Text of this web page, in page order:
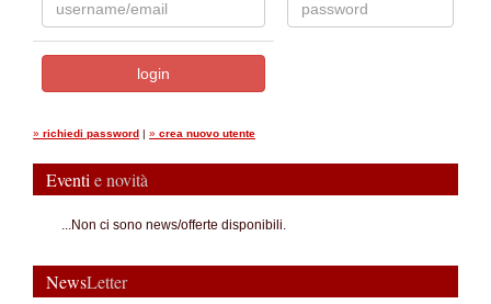
» richiedi password | » crea nuovo utente
Eventi e novità
...Non ci sono news/offerte disponibili.
NewsLetter